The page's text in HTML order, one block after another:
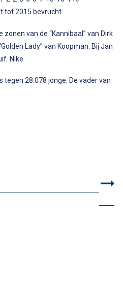
tot 2015 bevrucht.
van de “Kannibaal” van Dirk
Lady” van Koopman. Bij Jan
Nike.
28.078 jonge. De vader van